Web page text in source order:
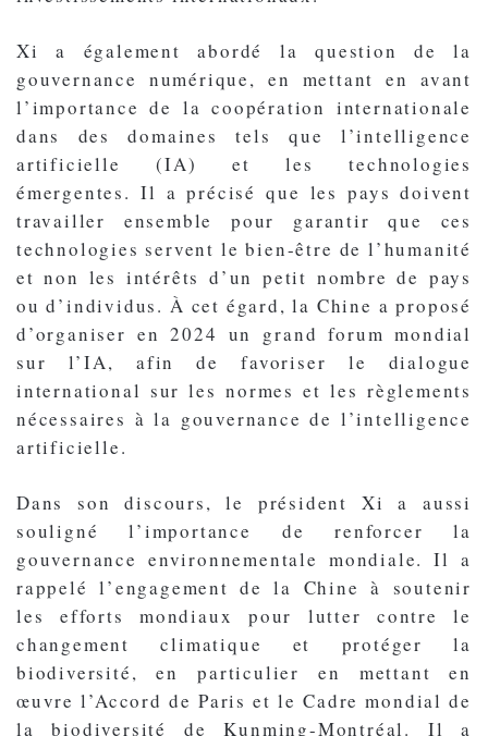
Xi a également abordé la question de la
gouvernance numérique, en mettant en avant
l’importance de la coopération internationale
dans des domaines tels que l’intelligence
artificielle (IA) et les technologies
émergentes. Il a précisé que les pays doivent
travailler ensemble pour garantir que ces
technologies servent le bien-être de l’humanité
et non les intérêts d’un petit nombre de pays
ou d’individus. À cet égard, la Chine a proposé
d’organiser en 2024 un grand forum mondial
sur l’IA, afin de favoriser le dialogue
international sur les normes et les règlements
nécessaires à la gouvernance de l’intelligence
artificielle.
Dans son discours, le président Xi a aussi
souligné l’importance de renforcer la
gouvernance environnementale mondiale. Il a
rappelé l’engagement de la Chine à soutenir
les efforts mondiaux pour lutter contre le
changement climatique et protéger la
biodiversité, en particulier en mettant en
œuvre l’Accord de Paris et le Cadre mondial de
la biodiversité de Kunming-Montréal. Il a